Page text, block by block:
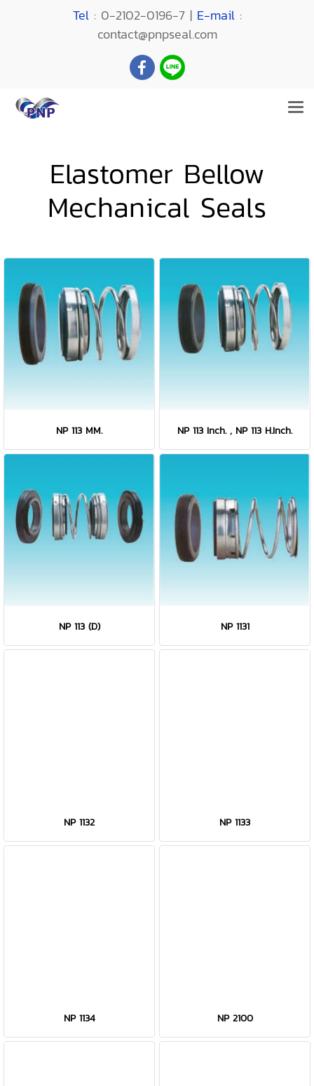
Tel: 0-2102-0196-7 | E-mail:
contact@pnpseal.com
Elastomer Bellow
Mechanical Seals
NP 113 MM. NP 113 Inch. , NP 113 H.Inch.
NP 113 (D) NP 1131
NP 1132 NP 1133
NP 1134 NP 2100